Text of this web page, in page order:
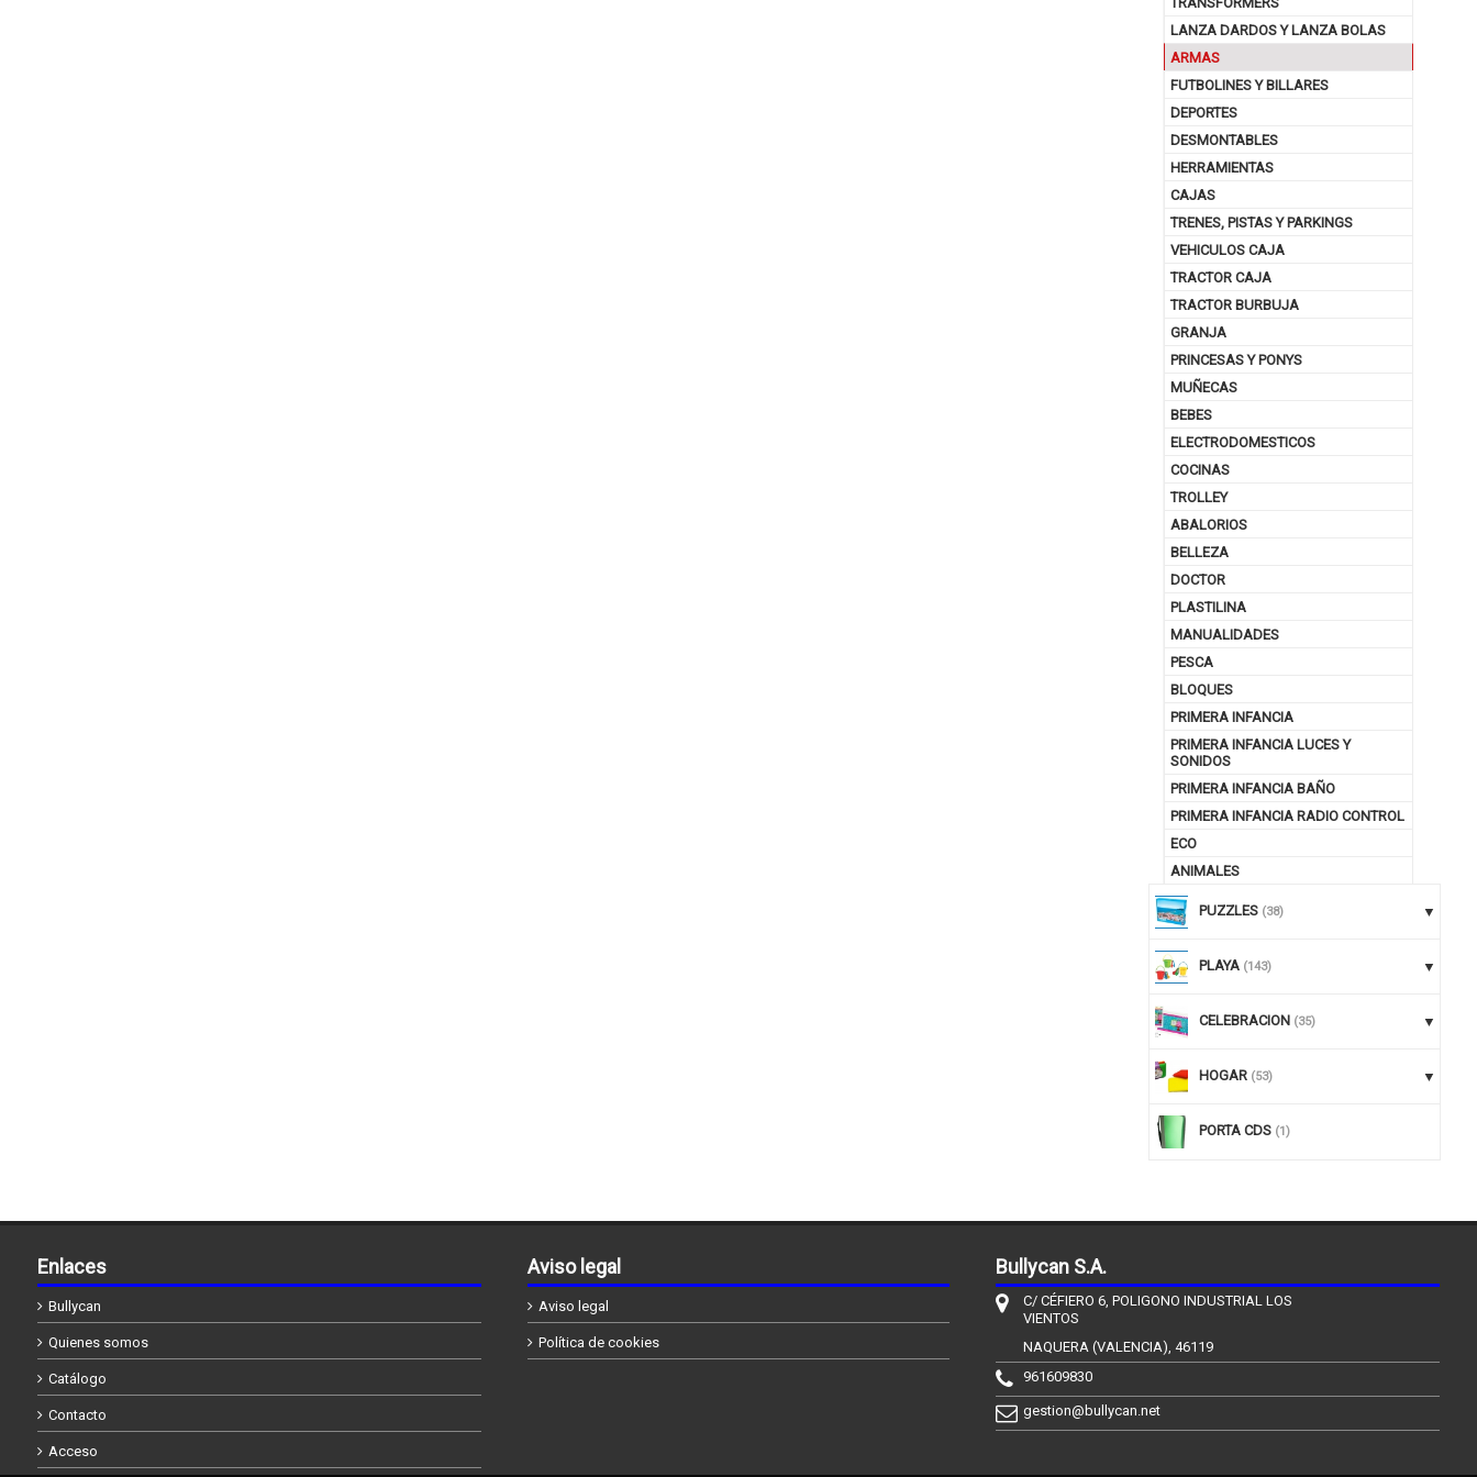
LANZA DARDOS Y LANZA BOLAS
ARMAS
FUTBOLINES Y BILLARES
DEPORTES
DESMONTABLES
HERRAMIENTAS
CAJAS
TRENES, PISTAS Y PARKINGS
VEHICULOS CAJA
TRACTOR CAJA
TRACTOR BURBUJA
GRANJA
PRINCESAS Y PONYS
MUÑECAS
BEBES
ELECTRODOMESTICOS
COCINAS
TROLLEY
ABALORIOS
BELLEZA
DOCTOR
PLASTILINA
MANUALIDADES
PESCA
BLOQUES
PRIMERA INFANCIA
PRIMERA INFANCIA LUCES Y
SONIDOS
PRIMERA INFANCIA BAÑO
PRIMERA INFANCIA RADIO CONTROL
ECO
ANIMALES
PUZZLES (38)
PLAYA (143)
CELEBRACION (35)
HOGAR (53)
PORTA CDS (1)
Enlaces
Bullycan
Quienes somos
Catálogo
Contacto
Acceso
Aviso legal
Aviso legal
Política de cookies
Bullycan S.A.
C/ CÉFIERO 6, POLIGONO INDUSTRIAL LOS
VIENTOS
NAQUERA (VALENCIA), 46119
961609830
gestion@bullycan.net